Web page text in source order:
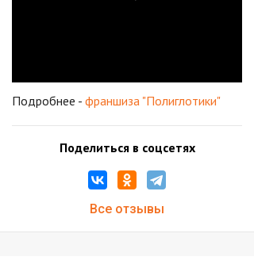
Подробнее - франшиза "Полиглотики"
Поделиться в соцсетях
Все отзывы